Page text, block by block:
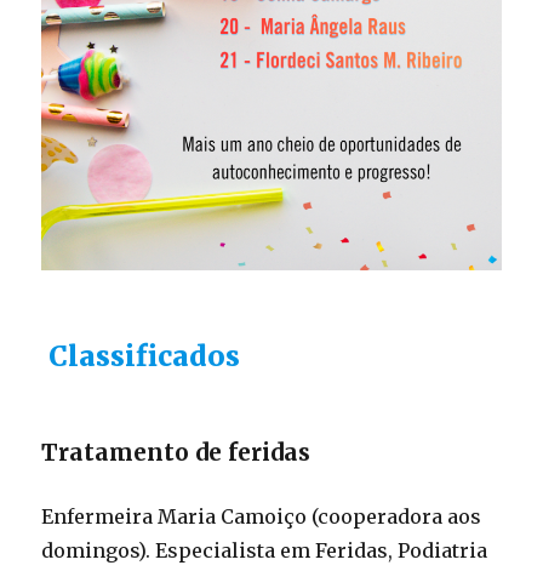
Classificados
Tratamento de feridas
Enfermeira Maria Camoiço (cooperadora aos
domingos). Especialista em Feridas, Podiatria